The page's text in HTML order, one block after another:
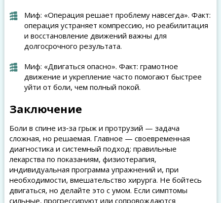
Миф: «Операция решает проблему навсегда». Факт:
операция устраняет компрессию, но реабилитация
и восстановление движений важны для
долгосрочного результата.
Миф: «Двигаться опасно». Факт: грамотное
движение и укрепление часто помогают быстрее
уйти от боли, чем полный покой.
Заключение
Боли в спине из‑за грыж и протрузий — задача
сложная, но решаемая. Главное — своевременная
диагностика и системный подход: правильные
лекарства по показаниям, физиотерапия,
индивидуальная программа упражнений и, при
необходимости, вмешательство хирурга. Не бойтесь
двигаться, но делайте это с умом. Если симптомы
сильные, прогрессируют или сопровождаются